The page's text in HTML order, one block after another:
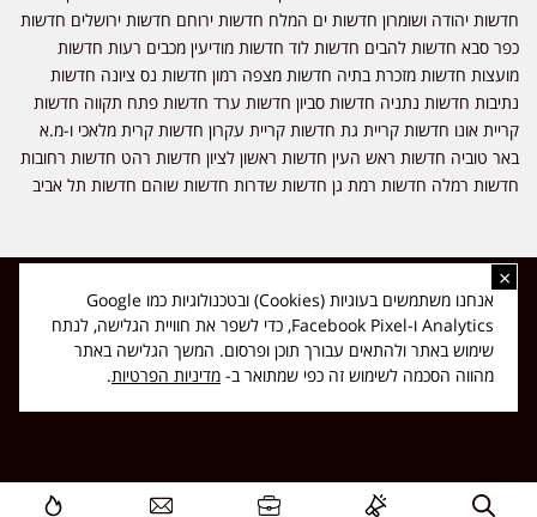
חדשות יהודה ושומרון חדשות ים המלח חדשות ירוחם חדשות ירושלים חדשות
כפר סבא חדשות להבים חדשות לוד חדשות מודיעין מכבים רעות חדשות
מועצות חדשות מזכרת בתיה חדשות מצפה רמון חדשות נס ציונה חדשות
נתיבות חדשות נתניה חדשות סביון חדשות ערד חדשות פתח תקווה חדשות
קריית אונו חדשות קריית גת חדשות קריית עקרון חדשות קרית מלאכי ו-מ.א
באר טוביה חדשות ראש העין חדשות ראשון לציון חדשות רהט חדשות רחובות
חדשות רמלה חדשות רמת גן חדשות שדרות חדשות שוהם חדשות תל אביב
כל הזכויות שמורות ל-ליזה ללוצאשווילי - חדשות אפס שמונה - דיווחים בזמן
אמת, נוסד בשנת 2019 | טל' לפרסומים 054-9759222 מייל מערכת
news08.net@gmail.com
Made with ❤ byDIGITA
×
אנחנו משתמשים בעוגיות (Cookies) ובטכנולוגיות כמו Google
Analytics ו-Facebook Pixel, כדי לשפר את חוויית הגלישה, לנתח
שימוש באתר ולהתאים עבורך תוכן ופרסום. המשך הגלישה באתר
מהווה הסכמה לשימוש זה כפי שמתואר ב- מדיניות הפרטיות.